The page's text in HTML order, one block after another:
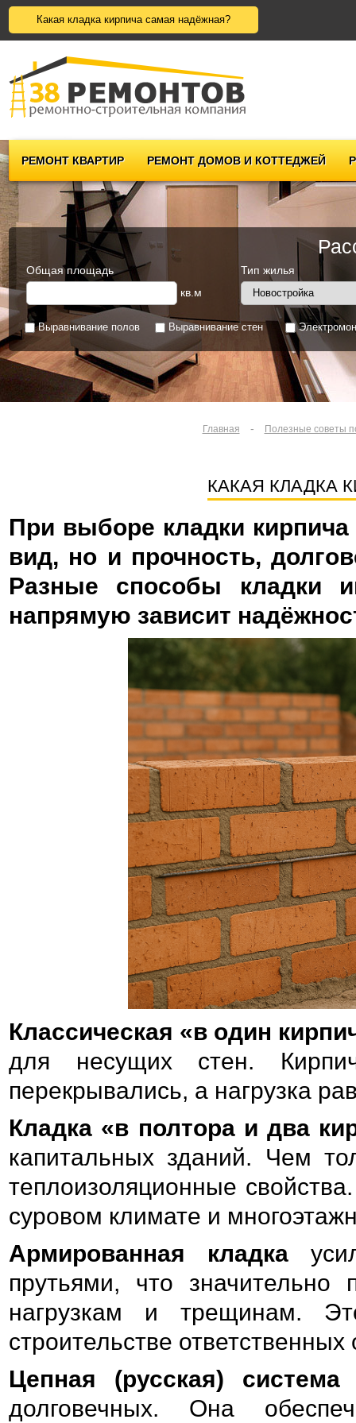
Какая кладка кирпича самая надёжная?
РЕМОНТ КВАРТИР РЕМОНТ ДОМОВ И КОТТЕДЖЕЙ
Общая площадь
кв.м
Тип жилья
Выравнивание полов Выравнивание стен
Главная - Полезные советы
КАКАЯ КЛАДКА
При выборе кладки
вид, но и прочность,
Разные способы кладки
напрямую зависит
Классическая «в один
для несущих стен.
перекрывались, а нагрузка
Кладка «в полтора и два
капитальных зданий. Чем
теплоизоляционные
суровом климате и
Армированная кладка
прутьями, что значительно
нагрузкам и трещинам.
строительстве ответственных
Цепная (русская) система
долговечных. Она